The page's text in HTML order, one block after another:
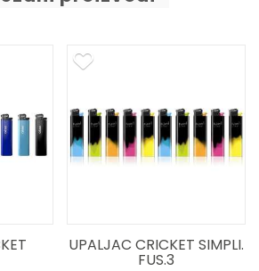
UPALJAC CRICKET SIMPLI.
FUS.3